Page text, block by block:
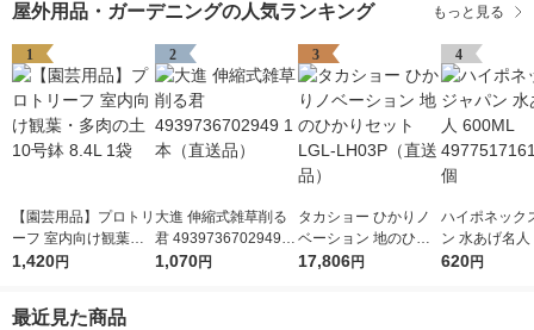
屋外用品・ガーデニングの人気ランキング もっと見る
1
【園芸用品】プロトリ
ーフ 室内向け観葉・
多肉の土10号鉢 8.4L
1,420円
2
大進 伸縮式雑草削る
君 4939736702949 1
本（直送品）
1,070円
3
タカショー ひかりノ
ベーション 地のひか
りセット LGL-LH03P
17,806円
4
ハイポネック
ン 水あげ名
620円
最近見た商品